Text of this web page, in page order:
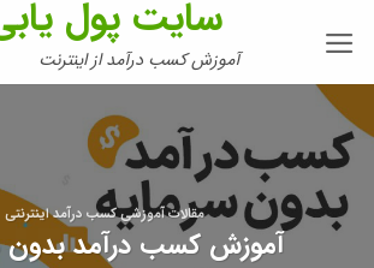
سایت پول
آموزش کسب درآمد از اینترنت
مقالات آموزشی کسب درآمد اینترنتی
آموزش کسب درآمد بدون